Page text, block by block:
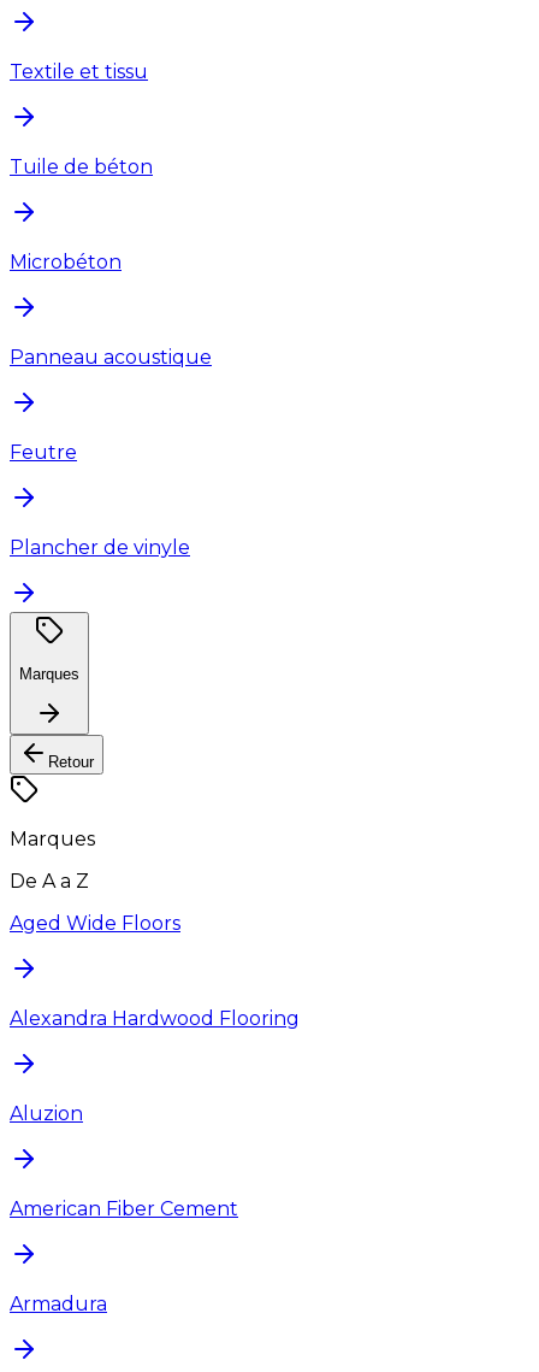
Textile et tissu
Tuile de béton
Microbéton
Panneau acoustique
Feutre
Plancher de vinyle
Marques
Retour
Marques
De A a Z
Aged Wide Floors
Alexandra Hardwood Flooring
Aluzion
American Fiber Cement
Armadura